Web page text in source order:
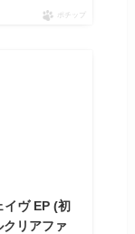
ポチップ
イヴ EP (初
リアファ